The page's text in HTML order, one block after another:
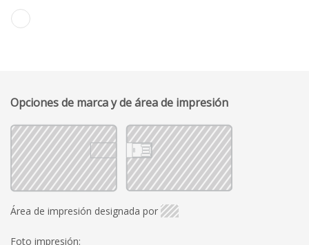
Opciones de marca y de área de impresión
Área de impresión designada por
Foto impresión: